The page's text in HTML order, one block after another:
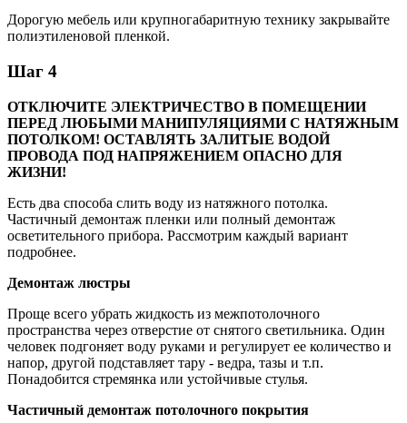
Дорогую мебель или крупногабаритную технику закрывайте
полиэтиленовой пленкой.
Шаг 4
ОТКЛЮЧИТЕ ЭЛЕКТРИЧЕСТВО В ПОМЕЩЕНИИ
ПЕРЕД ЛЮБЫМИ МАНИПУЛЯЦИЯМИ С НАТЯЖНЫМ
ПОТОЛКОМ! ОСТАВЛЯТЬ ЗАЛИТЫЕ ВОДОЙ
ПРОВОДА ПОД НАПРЯЖЕНИЕМ ОПАСНО ДЛЯ
ЖИЗНИ!
Есть два способа слить воду из натяжного потолка.
Частичный демонтаж пленки или полный демонтаж
осветительного прибора. Рассмотрим каждый вариант
подробнее.
Демонтаж люстры
Проще всего убрать жидкость из межпотолочного
пространства через отверстие от снятого светильника. Один
человек подгоняет воду руками и регулирует ее количество и
напор, другой подставляет тару - ведра, тазы и т.п.
Понадобится стремянка или устойчивые стулья.
Частичный демонтаж потолочного покрытия